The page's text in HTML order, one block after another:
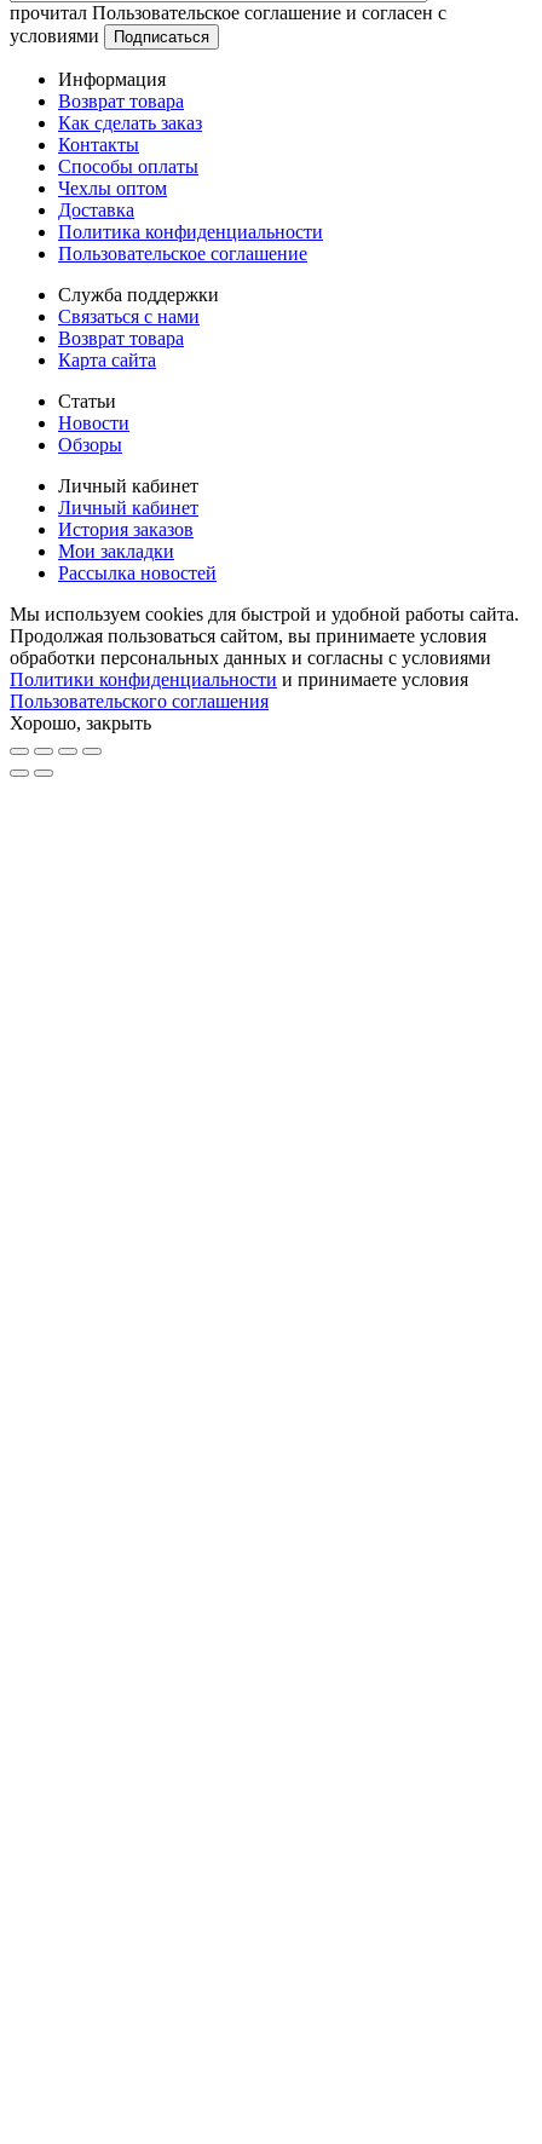
прочитал Пользовательское соглашение и согласен с
условиями
Информация
Возврат товара
Как сделать заказ
Контакты
Способы оплаты
Чехлы оптом
Доставка
Политика конфиденциальности
Пользовательское соглашение
Служба поддержки
Связаться с нами
Возврат товара
Карта сайта
Статьи
Новости
Обзоры
Личный кабинет
Личный кабинет
История заказов
Мои закладки
Рассылка новостей
Мы используем cookies для быстрой и удобной работы сайта.
Продолжая пользоваться сайтом, вы принимаете условия
обработки персональных данных и согласны с условиями
Политики конфиденциальности и принимаете условия
Пользовательского соглашения
Хорошо, закрыть